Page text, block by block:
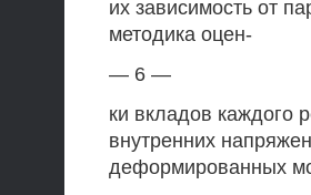
их зависимость от
методика оцен-
— 6 —
ки вкладов каждого
внутренних
деформированных